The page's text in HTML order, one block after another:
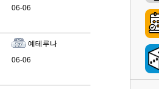
06-06
예테루나
06-06